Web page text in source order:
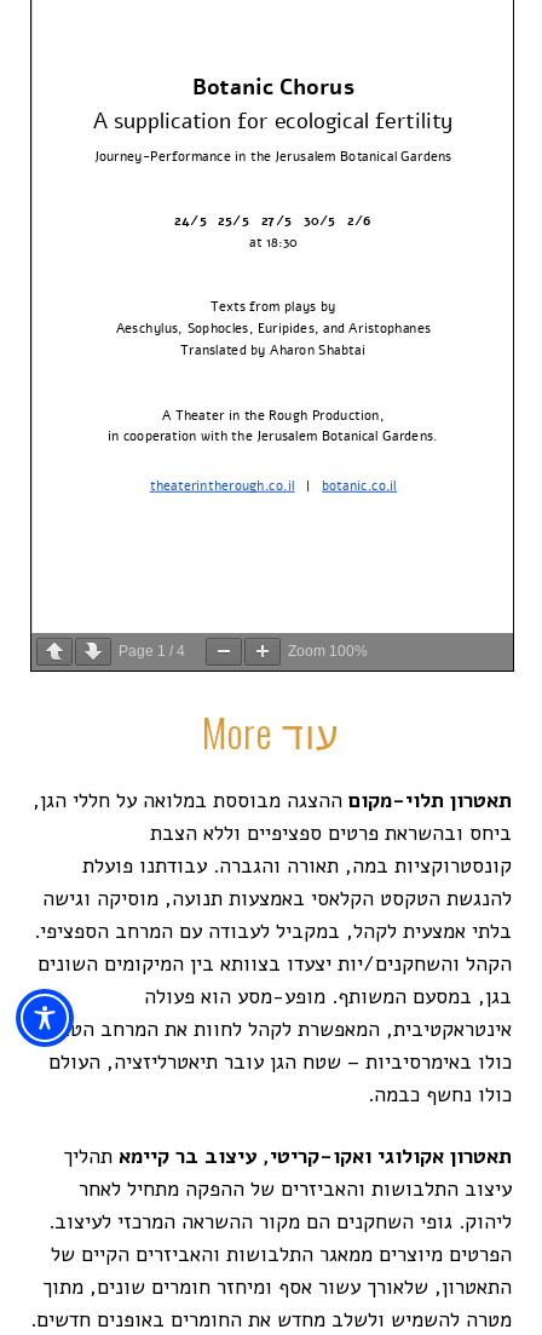
Page 1 / 4 Zoom 100%
More עוד
תאטרון תלוי-מקום ההצגה מבוססת במלואה על חללי הגן,
ביחס ובהשראת פרטים ספציפיים וללא הצבת
קונסטרוקציות במה, תאורה והגברה. עבודתנו פועלת
להנגשת הטקסט הקלאסי באמצעות תנועה, מוסיקה וגישה
בלתי אמצעית לקהל, במקביל לעבודה עם המרחב הספציפי.
הקהל והשחקנים/יות יצעדו בצוותא בין המיקומים השונים
בגן, במסעם המשותף. מופע-מסע הוא פעולה
אינטראקטיבית, המאפשרת לקהל לחוות את המרחב הטבעי
כולו באימרסיביות – שטח הגן עובר תיאטרליזציה, העולם
כולו נחשף כבמה.
תאטרון אקולוגי ואקו-קריטי, עיצוב בר קיימא תהליך
עיצוב התלבושות והאביזרים של ההפקה מתחיל לאחר
ליהוק. גופי השחקנים הם מקור ההשראה המרכזי לעיצוב.
הפרטים מיוצרים ממאגר התלבושות והאביזרים הקיים של
התאטרון, שלאורך עשור אסף ומיחזר חומרים שונים, מתוך
מטרה להשמיש ולשלב מחדש את החומרים באופנים חדשים.